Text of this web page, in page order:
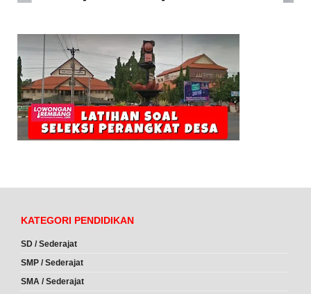
KATEGORI PENDIDIKAN
SD / Sederajat
SMP / Sederajat
SMA / Sederajat